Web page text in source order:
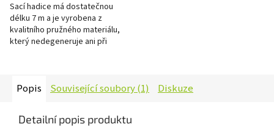
Sací hadice má dostatečnou
délku 7 m a je vyrobena z
kvalitního pružného materiálu,
který nedegeneruje ani při
Popis Související soubory (1) Diskuze
Detailní popis produktu